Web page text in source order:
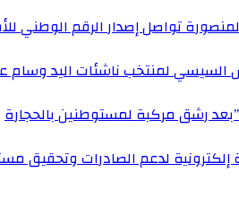
تواصل إصدار الرقم الوطني
السيسي لمنتخب ناشئات اليد وسام
رشق مركبة لمستوطنين بالحجارة
لدعم الصادرات وتحقيق